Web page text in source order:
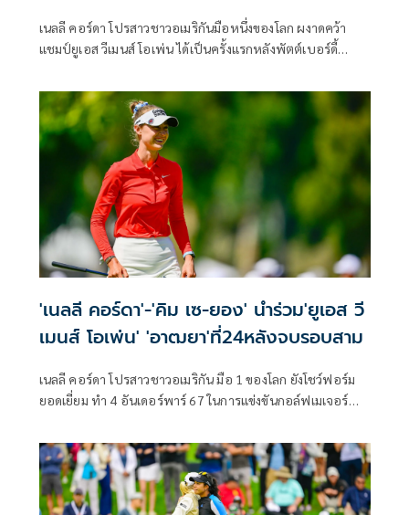
เนลลี คอร์ดา โปรสาวชาวอเมริกันมือหนึ่งของโลก ผงาดคว้า
แชมป์ยูเอส วีเมนส์ โอเพ่น ได้เป็นครั้งแรกหลังพัตต์เบอร์ดี้
69 คว้าแชมป์ที่รัฐแคลิฟอร์เนีย สหรัฐอเมริกา เมื่อวันอาทิตย์ที่
7 มิถุนายน เฉือนชนะ ชาร์ลีย์ ฮัลล์ จากอังกฤษ และกาบี โลเปซ
จากเม็กซิโก ไปเพียงสโตรกเดียว นับเป็นแชมป์เมเจอร์รายการที่
สองติดต่อกันของปีนี้ และเมเจอร์ที่สี่ในอาชีพ รวมถึงเป็นแชมป์
รายการที่สี่ของเธอในฤดูกาลนี้มากที่สุดในแอลพีจีเอ ทัวร์ ขณะที่
“เมียว” ปาจรีย์ อนันต์นฤการ จบอันดับ 8 ร่วม ดีที่สุดของนัก
กอล์ฟไทยรับเงินรางวัลกว่า 10 ล้านบาท
'เนลลี คอร์ดา'-'คิม เซ-ยอง' นำร่วม'ยูเอส วี
เมนส์ โอเพ่น' 'อาฒยา'ที่24หลังจบรอบสาม
เนลลี คอร์ดา โปรสาวชาวอเมริกัน มือ 1 ของโลก ยังโชว์ฟอร์ม
ยอดเยี่ยม ทำ 4 อันเดอร์พาร์ 67 ในการแข่งขันกอล์ฟเมเจอร์
สหรัฐอเมริกา เมื่อวันเสาร์ที่ 6 มิถุนายน 2569 สกอร์รวม 6
อันเดอร์พาร์ 207 ขยับขึ้นนำร่วมกับ คิม เซ-ยอง จากเกาหลีใต้
ซึ่งทำเพิ่ม 3 อันเดอร์พาร์ 68 โดยมีนักกอล์ฟอันดับ 3 ร่วม ตาม
หลังเพียงสโตรกเดียว ขณะที่ “จีโน่” อาฒยา ฐิติกุล มือ 2 ของ